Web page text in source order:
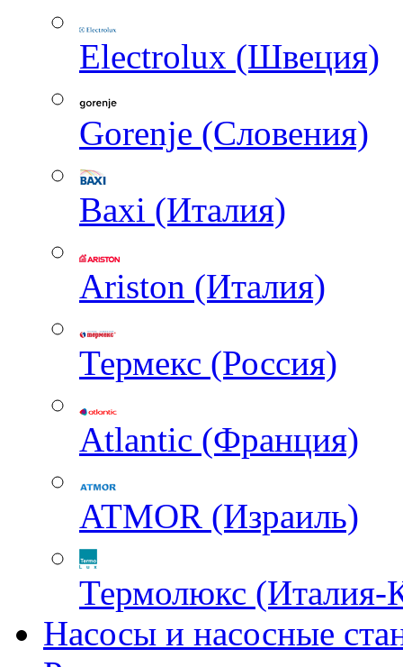
Electrolux (Швеция)
Gorenje (Словения)
Baxi (Италия)
Ariston (Италия)
Термекс (Россия)
Atlantic (Франция)
ATMOR (Израиль)
Термолюкс (Италия-
Насосы и насосные